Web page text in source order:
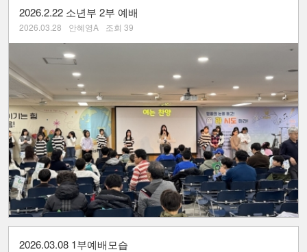
2026.2.22 소년부 2부 예배
2026.03.28 안혜영A 조회 39
2026.03.08 1부예배모습